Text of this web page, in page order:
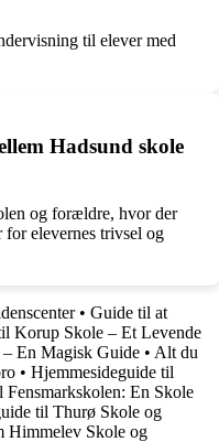
til elever med
Hadsund skole
og forældre, hvor der
elevernes trivsel og
• Guide til at
Korup Skole – Et Levende
En Magisk Guide • Alt du
• Hjemmesideguide til
Fensmarkskolen: En Skole
til Thurø Skole og
Himmelev Skole og